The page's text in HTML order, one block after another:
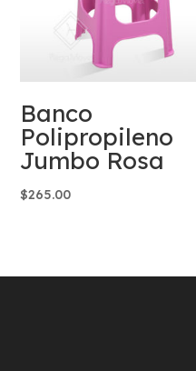
Banco
Polipropileno
Jumbo Rosa
$265.00